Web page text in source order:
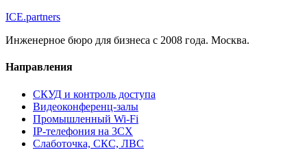
ICE.partners
Инженерное бюро для бизнеса с 2008 года. Москва.
Направления
СКУД и контроль доступа
Видеоконференц-залы
Промышленный Wi-Fi
IP-телефония на 3CX
Слаботочка, СКС, ЛВС